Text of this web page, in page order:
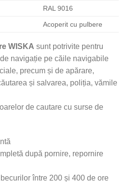
RAL 9016
Acoperit cu pulbere
WISKA sunt potrivite pentru
navigație pe căile navigabile
precum și de apărare,
și salvarea, poliția, vămile
de cautare cu surse de
după pornire, repornire
între 200 și 400 de ore